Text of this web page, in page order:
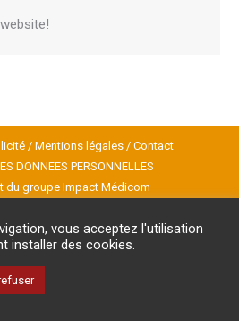
/ Mentions légales/ Contact
DONNEES PERSONNELLES
du groupe Impact Médicom
à la Newsletter
vous acceptez l'utilisation
installer des cookies.